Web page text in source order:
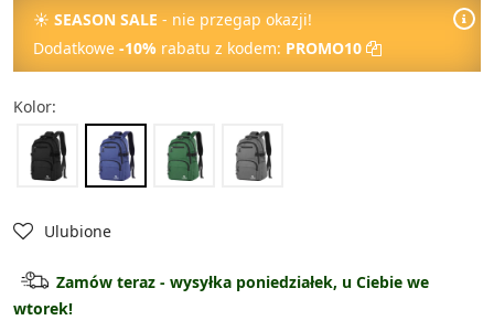
☀ SEASON SALE - nie przegap okazji!
Dodatkowe -10% rabatu z kodem: PROMO10
Kolor:
Ulubione
Zamów teraz - wysyłka poniedziałek, u Ciebie we
wtorek!